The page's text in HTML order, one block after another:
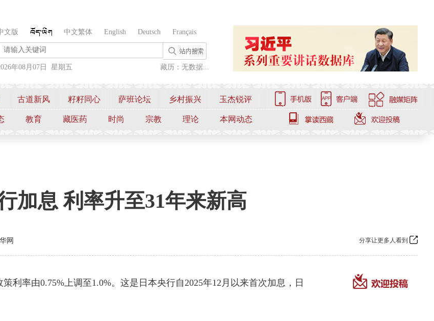
文版 中文繁体 English Deutsch Français
年08月07日 星期五 藏历：无数据...
古道新风 籽籽同心 萨班论坛 乡村振兴 玉杰锐评
教育 藏医药 时尚 宗教 理论 本网动态
加息 利率升至31年来新高
网 分享让更多人看到
率由0.75%上调至1.0%。这是日本央行自2025年12月以来首次加息，日